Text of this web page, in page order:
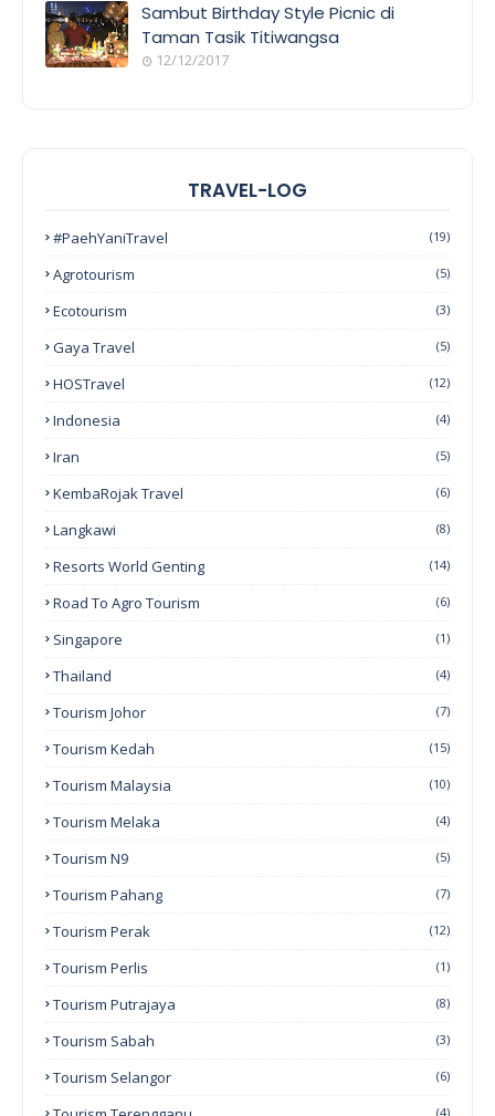
Sambut Birthday Style Picnic di
Taman Tasik Titiwangsa
12/12/2017
TRAVEL-LOG
#PaehYaniTravel (19)
Agrotourism (5)
Ecotourism (3)
Gaya Travel (5)
HOSTravel (12)
Indonesia (4)
Iran (5)
KembaRojak Travel (6)
Langkawi (8)
Resorts World Genting (14)
Road To Agro Tourism (6)
Singapore (1)
Thailand (4)
Tourism Johor (7)
Tourism Kedah (15)
Tourism Malaysia (10)
Tourism Melaka (4)
Tourism N9 (5)
Tourism Pahang (7)
Tourism Perak (12)
Tourism Perlis (1)
Tourism Putrajaya (8)
Tourism Sabah (3)
Tourism Selangor (6)
(4)